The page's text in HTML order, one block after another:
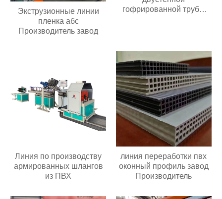
Экструзионные линии
пленка абс
Производитель завод
гофрированной трубы
Линия по производству
армированных шлангов
из ПВХ
линия переработки пвх
оконный профиль завод
Производитель